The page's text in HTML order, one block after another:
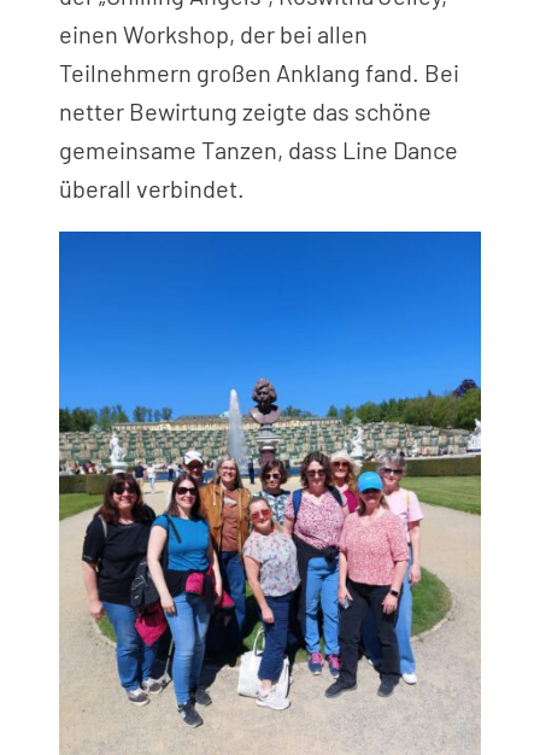
einen Workshop, der bei allen
Teilnehmern großen Anklang fand. Bei
netter Bewirtung zeigte das schöne
gemeinsame Tanzen, dass Line Dance
überall verbindet.